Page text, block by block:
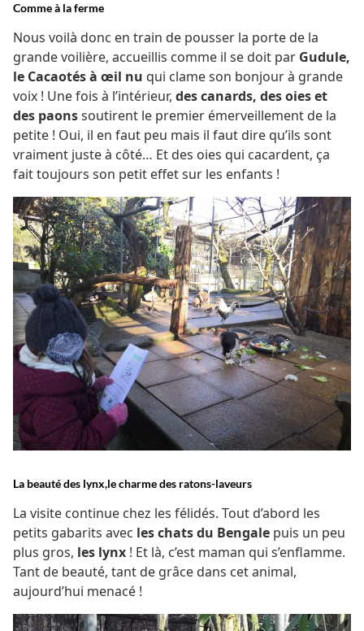
Comme à la ferme
Nous voilà donc en train de pousser la porte de la
grande voilière, accueillis comme il se doit par Gudule,
le Cacaotés à œil nu qui clame son bonjour à grande
voix ! Une fois à l’intérieur, des canards, des oies et
des paonssoutirent le premier émerveillement de la
petite ! Oui, il en faut peu mais il faut dire qu’ils sont
vraiment juste à côté… Et des oies qui cacardent, ça
fait toujours son petit effet sur les enfants !
La beauté des lynx,le charme des ratons-laveurs
La visite continue chez les félidés. Tout d’abord les
petits gabarits avec les chats du Bengale puis un peu
plus gros, les lynx ! Et là, c’est maman qui s’enflamme.
Tant de beauté, tant de grâce dans cet animal,
aujourd’hui menacé !